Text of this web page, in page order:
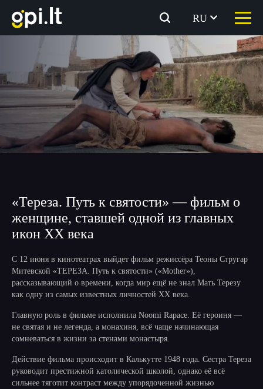
содержимому
RU
«Тереза. Путь к святости» — фильм о
женщине, ставшей одной из главных
икон XX века
С 12 июня в кинотеатрах выйдет фильм режиссёра Теоны Стругар
Митевской «ТЕРЕЗА. Путь к святости» («Mother»),
рассказывающий о времени, когда мир ещё не знал Мать Терезу
как одну из самых известных личностей XX века.
Главную роль в фильме исполнила Noomi Rapace. Её героиня —
не святая и не легенда, а монахиня, всё чаще начинающая
сомневаться в жизни за стенами монастыря.
Действие фильма происходит в Калькутте 1948 года. Сестра Тереза
руководит престижной католической школой, однако её всё
сильнее тяготит контраст между упорядоченной жизнью